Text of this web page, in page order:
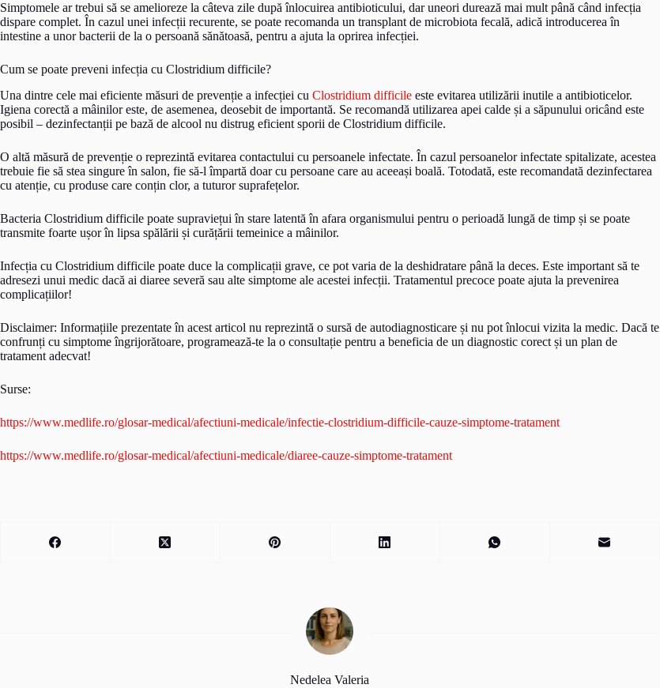
Simptomele ar trebui să se amelioreze la câteva zile după înlocuirea antibioticului, dar uneori durează mai mult până când infecția
dispare complet. În cazul unei infecții recurente, se poate recomanda un transplant de microbiota fecală, adică introducerea în
intestine a unor bacterii de la o persoană sănătoasă, pentru a ajuta la oprirea infecției.
Cum se poate preveni infecția cu Clostridium difficile?
Una dintre cele mai eficiente măsuri de prevenție a infecției cu Clostridium difficile este evitarea utilizării inutile a antibioticelor.
Igiena corectă a mâinilor este, de asemenea, deosebit de importantă. Se recomandă utilizarea apei calde și a săpunului oricând este
posibil – dezinfectanții pe bază de alcool nu distrug eficient sporii de Clostridium difficile.
O altă măsură de prevenție o reprezintă evitarea contactului cu persoanele infectate. În cazul persoanelor infectate spitalizate, acestea
trebuie fie să stea singure în salon, fie să-l împartă doar cu persoane care au aceeași boală. Totodată, este recomandată dezinfectarea
cu atenție, cu produse care conțin clor, a tuturor suprafețelor.
Bacteria Clostridium difficile poate supraviețui în stare latentă în afara organismului pentru o perioadă lungă de timp și se poate
transmite foarte ușor în lipsa spălării și curățării temeinice a mâinilor.
Infecția cu Clostridium difficile poate duce la complicații grave, ce pot varia de la deshidratare până la deces. Este important să te
adresezi unui medic dacă ai diaree severă sau alte simptome ale acestei infecții. Tratamentul precoce poate ajuta la prevenirea
complicațiilor!
Disclaimer: Informațiile prezentate în acest articol nu reprezintă o sursă de autodiagnosticare și nu pot înlocui vizita la medic. Dacă te
confrunți cu simptome îngrijorătoare, programează-te la o consultație pentru a beneficia de un diagnostic corect și un plan de
tratament adecvat!
Surse:
https://www.medlife.ro/glosar-medical/afectiuni-medicale/infectie-clostridium-difficile-cauze-simptome-tratament
https://www.medlife.ro/glosar-medical/afectiuni-medicale/diaree-cauze-simptome-tratament
Nedelea Valeria